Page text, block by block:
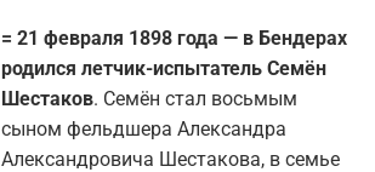
= 21 февраля 1898 года — в Бендерах
родился летчик-испытатель Семён
Шестаков. Семён стал восьмым
сыном фельдшера Александра
Александровича Шестакова, в семье